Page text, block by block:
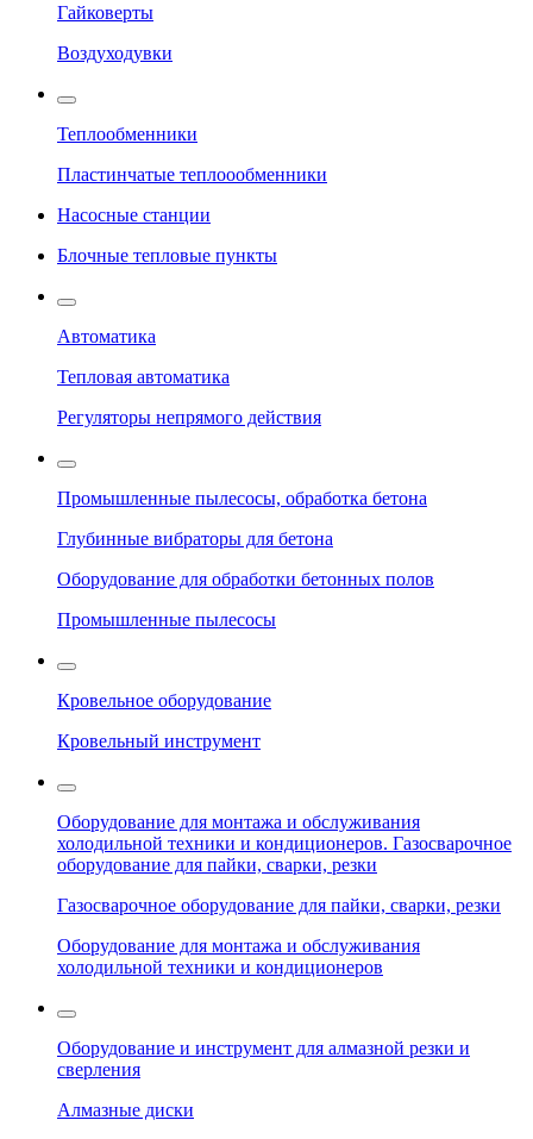
Гайковерты
Воздуходувки
Теплообменники
Пластинчатые теплоообменники
Насосные станции
Блочные тепловые пункты
Автоматика
Тепловая автоматика
Регуляторы непрямого действия
Промышленные пылесосы, обработка бетона
Глубинные вибраторы для бетона
Оборудование для обработки бетонных полов
Промышленные пылесосы
Кровельное оборудование
Кровельный инструмент
Оборудование для монтажа и обслуживания
холодильной техники и кондиционеров. Газосварочное
оборудование для пайки, сварки, резки
Газосварочное оборудование для пайки, сварки, резки
Оборудование для монтажа и обслуживания
холодильной техники и кондиционеров
Оборудование и инструмент для алмазной резки и
сверления
Алмазные диски